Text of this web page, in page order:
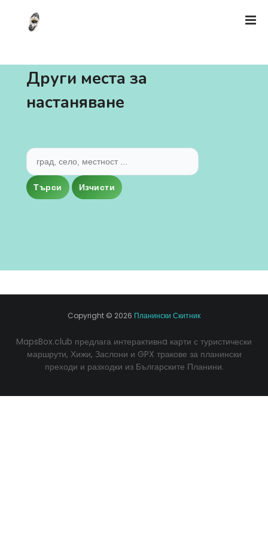
Други места за
настаняване
Търси Изчисти
Copyright © 2026 Планински Скитник
MapsBox.club предлага интерактивнa карти с туристически
маршрути, Хижи, Заслони и GPX тракове за планински
преходи и разходки из Българските Планини.